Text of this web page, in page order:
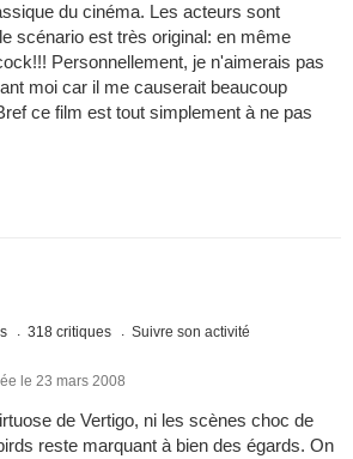
du cinéma. Les acteurs sont
scénario est très original: en même
Personnellement, je n'aimerais pas
moi car il me causerait beaucoup
ce film est tout simplement à ne pas
318 critiques Suivre son activité
le 23 mars 2008
de Vertigo, ni les scènes choc de
reste marquant à bien des égards. On